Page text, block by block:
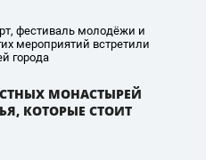
фестиваль молодёжи и
мероприятий встретили
города
МОНАСТЫРЕЙ
КОТОРЫЕ СТОИТ